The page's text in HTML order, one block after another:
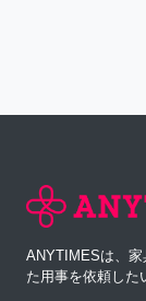
ANYTIMESは、家
た用事を依頼した